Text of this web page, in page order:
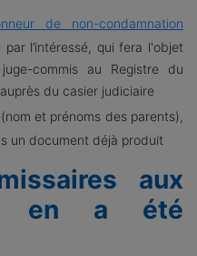
de non-condamnation
l’intéressé, qui fera l'objet
commis au Registre du
du casier judiciaire
et prénoms des parents),
un document déjà produit
aux
en a été